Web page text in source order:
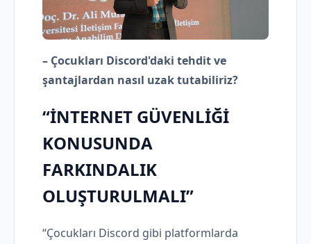
– Çocukları Discord'daki tehdit ve
şantajlardan nasıl uzak tutabiliriz?
“İNTERNET GÜVENLİĞİ
KONUSUNDA
FARKINDALIK
OLUŞTURULMALI”
“Çocukları Discord gibi platformlarda